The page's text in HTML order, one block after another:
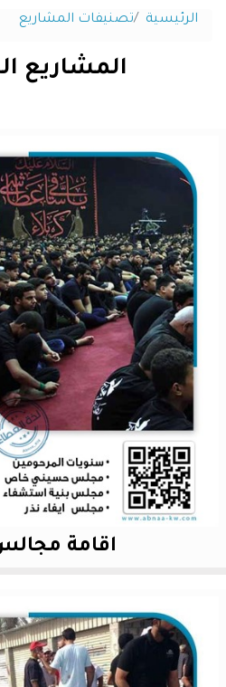
الرئيسية تصنيفات المشاريع
المشاريع
اقامة